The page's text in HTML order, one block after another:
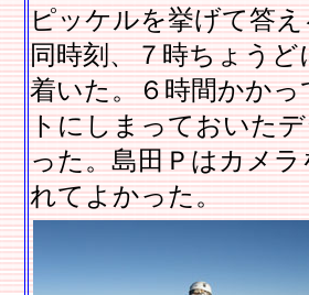
ピッケルを挙げて答
同時刻、７時ちょう
着いた。６時間かか
トにしまっておいた
った。島田Ｐはカメ
れてよかった。